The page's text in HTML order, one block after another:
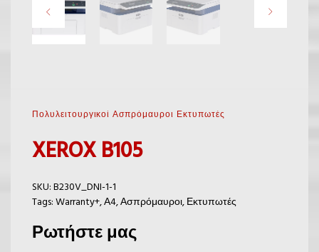
Πολυλειτουργικοί Ασπρόμαυροι Εκτυπωτές
XEROX B105
SKU:B230V_DNI-1-1
Tags:Warranty+,Α4,Ασπρόμαυροι,Εκτυπωτές
Ρωτήστε μας